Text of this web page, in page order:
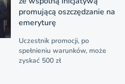
promującą oszczędzanie na
emeryturę
Uczestnik promocji, po
spełnieniu warunków, może
zyskać 500 zł